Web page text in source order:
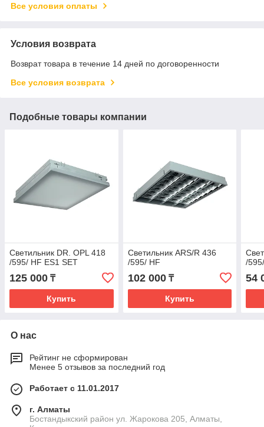
Все условия оплаты
Условия возврата
Возврат товара в течение 14 дней по договоренности
Все условия возврата
Подобные товары компании
Светильник DR. OPL 418
/595/ HF ES1 SET
125 000 ₸
Купить
Светильник ARS/R 436
/595/ HF
102 000₸
Купить
/
54
О нас
Рейтинг не сформирован
Менее 5 отзывов за последний год
Работает с 11.01.2017
г. Алматы
Бостандыкский район ул. Жарокова 205, Алматы,